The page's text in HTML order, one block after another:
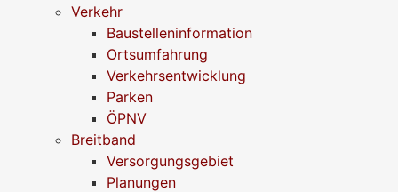
Verkehr
Baustelleninformation
Ortsumfahrung
Verkehrsentwicklung
Parken
ÖPNV
Breitband
Versorgungsgebiet
Planungen